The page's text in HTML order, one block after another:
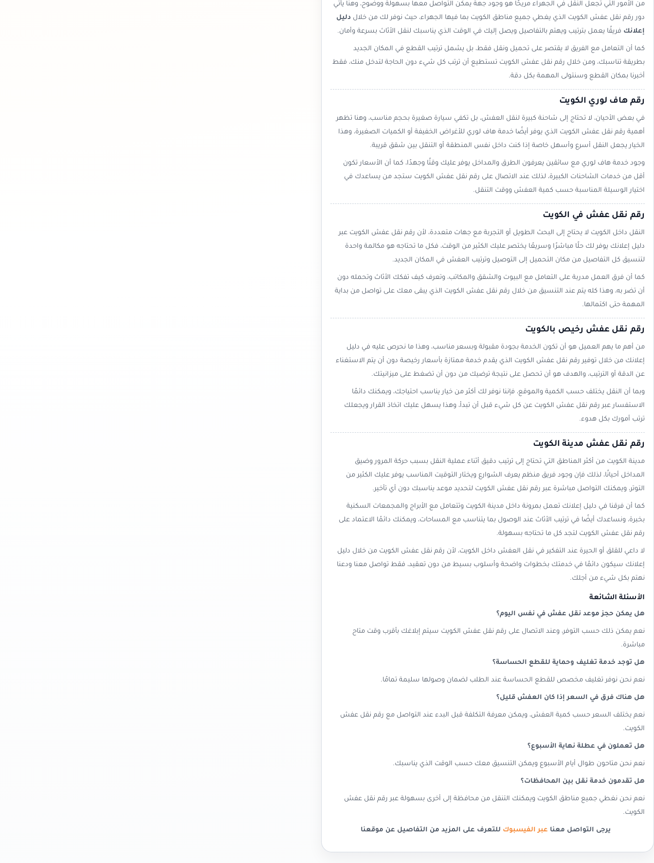
من الأمور التي تجعل النقل في الجهراء مريحًا هو وجود جهة يمكن التواصل معها بسهولة ووضوح، وهنا يأتي
دور رقم نقل عفش الكويت الذي يغطي جميع مناطق الكويت بما فيها الجهراء، حيث نوفر لك من خلال دليل
إعلانك فريقًا يعمل بترتيب ويهتم بالتفاصيل ويصل إليك في الوقت الذي يناسبك لنقل الأثاث بسرعة وأمان.
كما أن التعامل مع الفريق لا يقتصر على تحميل ونقل فقط، بل يشمل ترتيب القطع في المكان الجديد
بطريقة تناسبك، ومن خلال رقم نقل عفش الكويت تستطيع أن ترتب كل شيء دون الحاجة لتدخل منك، فقط
أخبرنا بمكان القطع وسنتولى المهمة بكل دقة.
رقم هاف لوري الكويت
في بعض الأحيان، لا تحتاج إلى شاحنة كبيرة لنقل العفش، بل تكفي سيارة صغيرة بحجم مناسب، وهنا تظهر
أهمية رقم نقل عفش الكويت الذي يوفر أيضًا خدمة هاف لوري للأغراض الخفيفة أو الكميات الصغيرة، وهذا
الخيار يجعل النقل أسرع وأسهل خاصة إذا كنت داخل نفس المنطقة أو التنقل بين شقق قريبة.
وجود خدمة هاف لوري مع سائقين يعرفون الطرق والمداخل يوفر عليك وقتًا وجهدًا، كما أن الأسعار تكون
أقل من خدمات الشاحنات الكبيرة، لذلك عند الاتصال على رقم نقل عفش الكويت ستجد من يساعدك في
اختيار الوسيلة المناسبة حسب كمية العفش ووقت التنقل.
رقم نقل عفش في الكويت
النقل داخل الكويت لا يحتاج إلى البحث الطويل أو التجربة مع جهات متعددة، لأن رقم نقل عفش الكويت عبر
دليل إعلانك يوفر لك حلًا مباشرًا وسريعًا يختصر عليك الكثير من الوقت، فكل ما تحتاجه هو مكالمة واحدة
لتنسيق كل التفاصيل من مكان التحميل إلى التوصيل وترتيب العفش في المكان الجديد.
كما أن فرق العمل مدربة على التعامل مع البيوت والشقق والمكاتب، وتعرف كيف تفكك الأثاث وتحمله دون
أن تضر به، وهذا كله يتم عند التنسيق من خلال رقم نقل عفش الكويت الذي يبقى معك على تواصل من بداية
المهمة حتى اكتمالها.
رقم نقل عفش رخيص بالكويت
من أهم ما يهم العميل هو أن تكون الخدمة بجودة مقبولة وبسعر مناسب، وهذا ما نحرص عليه في دليل
إعلانك من خلال توفير رقم نقل عفش الكويت الذي يقدم خدمة ممتازة بأسعار رخيصة دون أن يتم الاستغناء
عن الدقة أو الترتيب، والهدف هو أن تحصل على نتيجة ترضيك من دون أن تضغط على ميزانيتك.
وبما أن النقل يختلف حسب الكمية والموقع، فإننا نوفر لك أكثر من خيار يناسب احتياجك، ويمكنك دائمًا
الاستفسار عبر رقم نقل عفش الكويت عن كل شيء قبل أن تبدأ، وهذا يسهل عليك اتخاذ القرار ويجعلك
ترتب أمورك بكل هدوء.
رقم نقل عفش مدينة الكويت
مدينة الكويت من أكثر المناطق التي تحتاج إلى ترتيب دقيق أثناء عملية النقل بسبب حركة المرور وضيق
المداخل أحيانًا، لذلك فإن وجود فريق منظم يعرف الشوارع ويختار التوقيت المناسب يوفر عليك الكثير من
التوتر، ويمكنك التواصل مباشرة عبر رقم نقل عفش الكويت لتحديد موعد يناسبك دون أي تأخير.
كما أن فرقنا في دليل إعلانك تعمل بمرونة داخل مدينة الكويت وتتعامل مع الأبراج والمجمعات السكنية
بخبرة، ونساعدك أيضًا في ترتيب الأثاث عند الوصول بما يتناسب مع المساحات، ويمكنك دائمًا الاعتماد على
رقم نقل عفش الكويت لتجد كل ما تحتاجه بسهولة.
لا داعي للقلق أو الحيرة عند التفكير في نقل العفش داخل الكويت، لأن رقم نقل عفش الكويت من خلال دليل
إعلانك سيكون دائمًا في خدمتك بخطوات واضحة وأسلوب بسيط من دون تعقيد، فقط تواصل معنا ودعنا
نهتم بكل شيء من أجلك.
الأسئلة الشائعة
هل يمكن حجز موعد نقل عفش في نفس اليوم؟
نعم يمكن ذلك حسب التوفر، وعند الاتصال على رقم نقل عفش الكويت سيتم إبلاغك بأقرب وقت متاح
مباشرة.
هل توجد خدمة تغليف وحماية للقطع الحساسة؟
نعم نحن نوفر تغليف مخصص للقطع الحساسة عند الطلب لضمان وصولها سليمة تمامًا.
هل هناك فرق في السعر إذا كان العفش قليل؟
نعم يختلف السعر حسب كمية العفش، ويمكن معرفة التكلفة قبل البدء عند التواصل مع رقم نقل عفش
الكويت.
هل تعملون في عطلة نهاية الأسبوع؟
نعم نحن متاحون طوال أيام الأسبوع ويمكن التنسيق معك حسب الوقت الذي يناسبك.
هل تقدمون خدمة نقل بين المحافظات؟
نعم نحن نغطي جميع مناطق الكويت ويمكنك التنقل من محافظة إلى أخرى بسهولة عبر رقم نقل عفش
الكويت.
يرجى التواصل معنا عبر الفيسبوك للتعرف على المزيد من التفاصيل عن موقعنا